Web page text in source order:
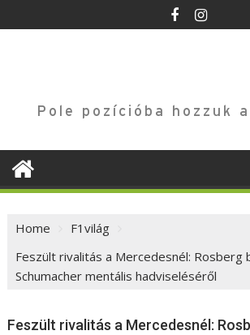
to
Pole pozícióba hozzuk
Home
F1világ
Feszült rivalitás a Mercedesnél: Rosberg
Schumacher mentális hadviseléséről
Feszült rivalitás a Mercedesnél: